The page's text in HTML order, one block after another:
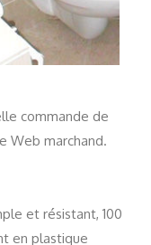
commande de
Web marchand.
et résistant, 100
en plastique